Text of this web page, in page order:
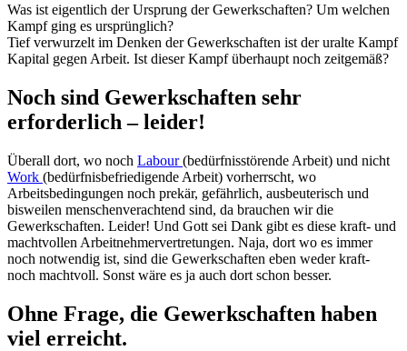
Was ist eigentlich der Ursprung der Gewerkschaften? Um welchen
Kampf ging es ursprünglich?
Tief verwurzelt im Denken der Gewerkschaften ist der uralte Kampf
Kapital gegen Arbeit. Ist dieser Kampf überhaupt noch zeitgemäß?
Noch sind Gewerkschaften sehr
erforderlich – leider!
Überall dort, wo noch Labour(bedürfnisstörende Arbeit) und nicht
Work (bedürfnisbefriedigende Arbeit) vorherrscht, wo
Arbeitsbedingungen noch prekär, gefährlich, ausbeuterisch und
bisweilen menschenverachtend sind, da brauchen wir die
Gewerkschaften. Leider! Und Gott sei Dank gibt es diese kraft- und
machtvollen Arbeitnehmervertretungen. Naja, dort wo es immer
noch notwendig ist, sind die Gewerkschaften eben weder kraft-
noch machtvoll. Sonst wäre es ja auch dort schon besser.
Ohne Frage, die Gewerkschaften haben
viel erreicht.